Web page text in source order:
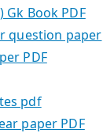
Gk Book PDF
question paper
PDF
pdf
paper PDF